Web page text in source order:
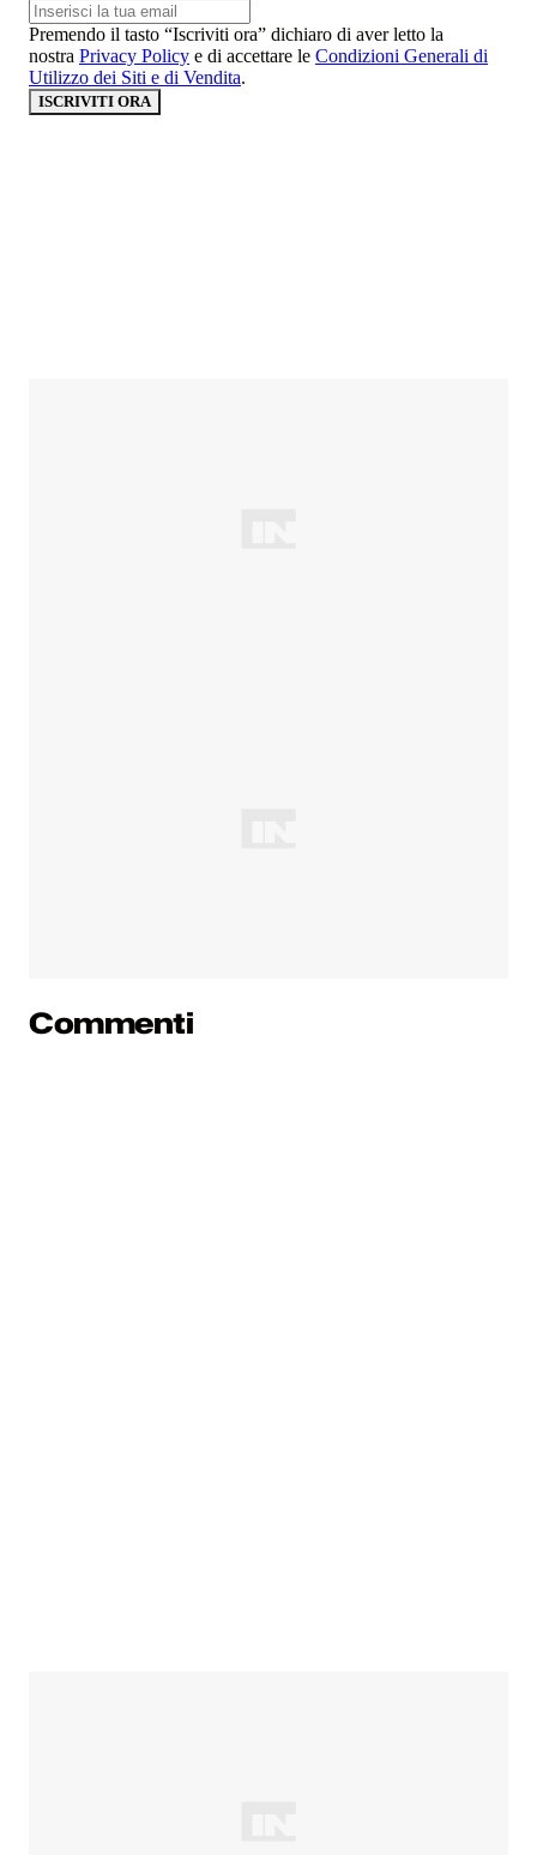
Premendo il tasto “Iscriviti ora” dichiaro di aver letto la
nostra Privacy Policy e di accettare le Condizioni Generali di
Utilizzo dei Siti e di Vendita.
ISCRIVITI ORA
Commenti